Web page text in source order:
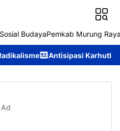
Sosial BudayaPemkab Murung
Karhutla, Murung Raya
Ad